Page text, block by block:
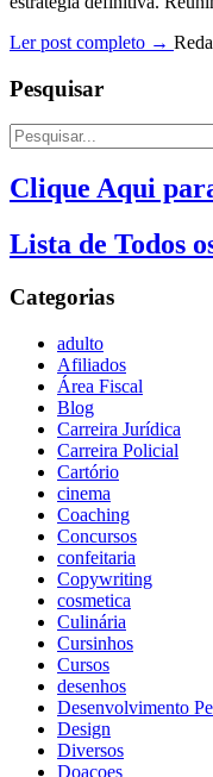
Ler post completo →
Pesquisar
Clique Aqui
Lista de Todos
Categorias
adulto
Afiliados
Área Fiscal
Blog
Carreira Jurídica
Carreira Policial
Cartório
cinema
Coaching
Concursos
confeitaria
Copywriting
cosmetica
Culinária
Cursinhos
Cursos
desenhos
Desenvolvimento
Design
Diversos
Doaçoes